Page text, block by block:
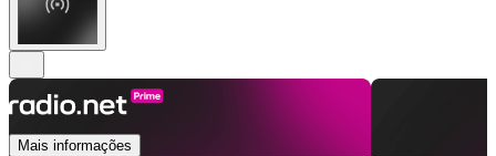
Mais informações